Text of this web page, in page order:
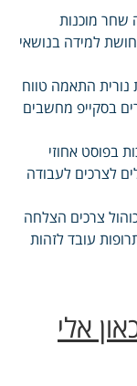
שחר מוכנות
למידה בנושאי
נורית התאמה טווח
בסקייפ מחשבים
בפוסט אחוזי
לצרכים לעבודה
צרכים הצלחה
עובד לזהות
אלי